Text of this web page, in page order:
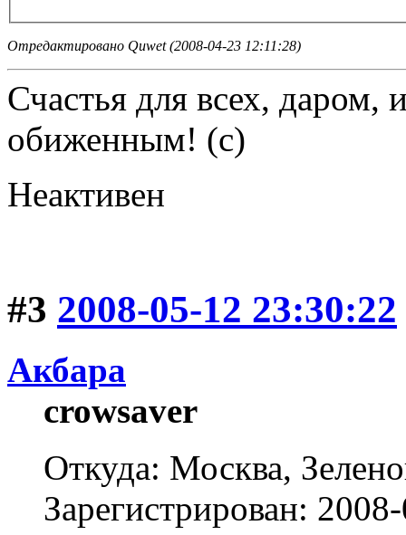
Отредактировано Quwet (2008-04-23 12:11:28)
Счастья для всех, даром,
обиженным! (c)
Неактивен
#3 2008-05-12 23:30:22
Акбара
crowsaver
Откуда: Москва,
Зарегистрирован: